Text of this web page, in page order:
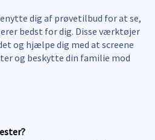
dig af prøvetilbud for at se,
bedst for dig. Disse værktøjer
og hjælpe dig med at screene
og beskytte din familie mod